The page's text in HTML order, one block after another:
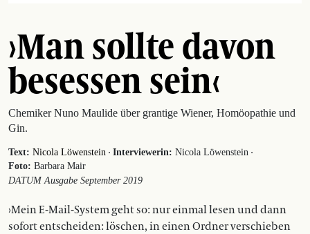
›Man sollte davon
besessen sein‹
Chemiker Nuno Maulide über grantige Wiener, Homöopathie und
Gin.
Text: Nicola Löwenstein · Interviewerin: Nicola Löwenstein ·
Foto: Barbara Mair
DATUM Ausgabe September 2019
›Mein E-Mail-System geht so: nur einmal lesen und dann
sofort entscheiden: löschen, in einen Ordner verschieben